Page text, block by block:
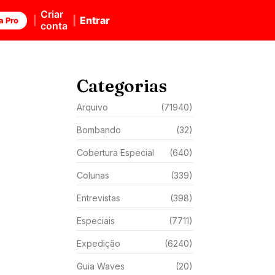
Pro
Criar
conta
Entrar
Categorias
Arquivo (71940)
Bombando (32)
Cobertura Especial (640)
Colunas (339)
Entrevistas (398)
Especiais (7711)
Expedição (6240)
Guia Waves (20)